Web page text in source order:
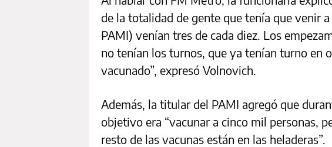
de la totalidad de gente que tenía que venir
PAMI) venían tres de cada diez. Los
no tenían los turnos, que ya tenían turno en
vacunado”, expresó Volnovich.
Además, la titular del PAMI agregó que
objetivo era “vacunar a cinco mil personas,
resto de las vacunas están en las heladeras”.